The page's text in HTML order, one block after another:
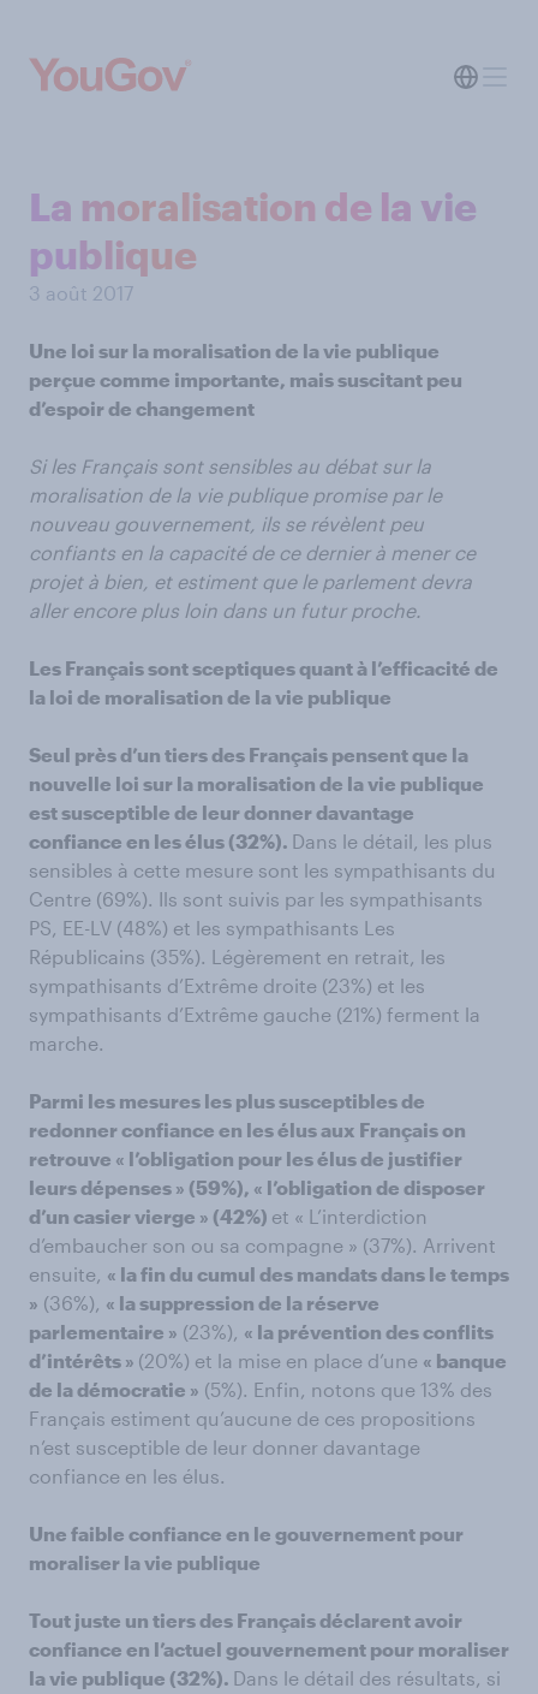
La moralisation de la vie
publique
3 août 2017
Une loi sur la moralisation de la vie publique
perçue comme importante, mais suscitant peu
d’espoir de changement
Si les Français sont sensibles au débat sur la
moralisation de la vie publique promise par le
nouveau gouvernement, ils se révèlent peu
confiants en la capacité de ce dernier à mener ce
projet à bien, et estiment que le parlement devra
aller encore plus loin dans un futur proche.
Les Français sont sceptiques quant à l’efficacité de
la loi de moralisation de la vie publique
Seul près d’un tiers des Français pensent que la
nouvelle loi sur la moralisation de la vie publique
est susceptible de leur donner davantage
confiance en les élus (32%). Dans le détail, les plus
sensibles à cette mesure sont les sympathisants du
Centre (69%). Ils sont suivis par les sympathisants
PS, EE-LV (48%) et les sympathisants Les
Républicains (35%). Légèrement en retrait, les
sympathisants d’Extrême droite (23%) et les
sympathisants d’Extrême gauche (21%) ferment la
marche.
Parmi les mesures les plus susceptibles de
redonner confiance en les élus aux Français on
retrouve « l’obligation pour les élus de justifier
leurs dépenses » (59%), « l’obligation de disposer
d’un casier vierge » (42%) et « L’interdiction
d’embaucher son ou sa compagne » (37%). Arrivent
ensuite, « la fin du cumul des mandats dans le temps
» (36%), « la suppression de la réserve
parlementaire » (23%), « la prévention des conflits
d’intérêts » (20%) et la mise en place d’une « banque
de la démocratie » (5%). Enfin, notons que 13% des
Français estiment qu’aucune de ces propositions
n’est susceptible de leur donner davantage
confiance en les élus.
Une faible confiance en le gouvernement pour
moraliser la vie publique
Tout juste un tiers des Français déclarent avoir
confiance en l’actuel gouvernement pour moraliser
la vie publique (32%). Dans le détail des résultats, si